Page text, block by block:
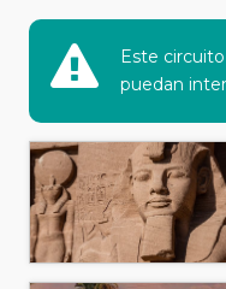
Este
puedan